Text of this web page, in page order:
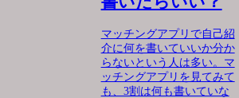
マッチングアプリで自己紹
介に何を書いていいか分か
らないという人は多い。マ
ッチングアプリを見てみて
も、3割は何も書いていな